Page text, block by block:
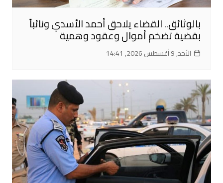
بالوثائق.. القضاء يلاحق أحمد الأسدي ونائباً
بقضية تضخم أموال وعقود وهمية
الأحد, 9 أغسطس 2026, 14:41